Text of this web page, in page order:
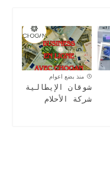
منذ بضع اعوام
شوقان الإيطالية
شركة الأحلام